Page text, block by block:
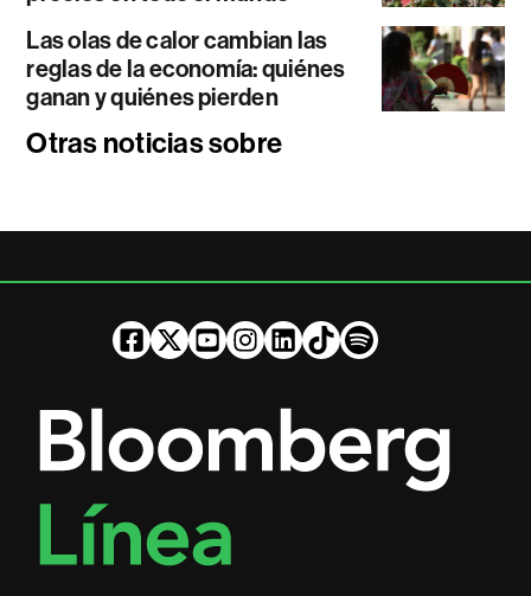
Las olas de calor cambian las
reglas de la economía: quiénes
ganan y quiénes pierden
Otras noticias sobre